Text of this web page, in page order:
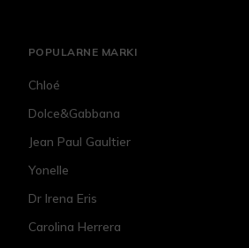
POPULARNE MARKI
Chloé
Dolce&Gabbana
Jean Paul Gaultier
Yonelle
Dr Irena Eris
Carolina Herrera